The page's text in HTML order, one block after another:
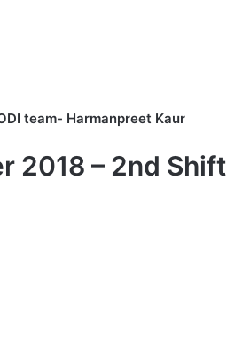
team- Harmanpreet Kaur
2018 – 2nd Shift